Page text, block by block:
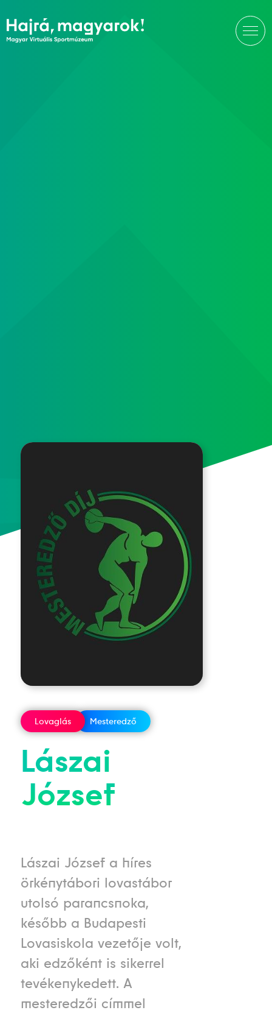
Lovaglás Mesteredző
Lászai
József
Lászai József a híres
örkénytábori lovastábor
utolsó parancsnoka,
később a Budapesti
Lovasiskola vezetője volt,
aki edzőként is sikerrel
tevékenykedett. A
mesteredzői címmel